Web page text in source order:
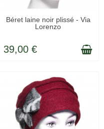
LIVRAISON 48H
Béret laine noir plissé - Via
Lorenzo
39,00 €